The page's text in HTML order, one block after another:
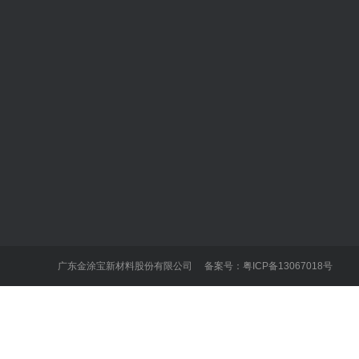
荔岩石
广东金涂宝新材料股份有限公司 备案号： 粤ICP备13067018号